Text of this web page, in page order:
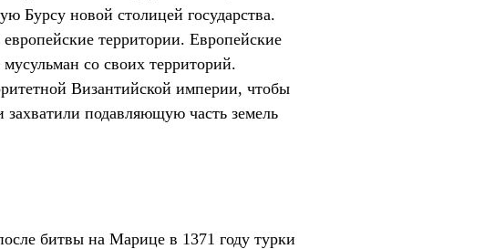
Бурсу новой столицей государства.
территории. Европейские
со своих территорий.
Византийской империи, чтобы
подавляющую часть земель
битвы на Марице в 1371 году турки